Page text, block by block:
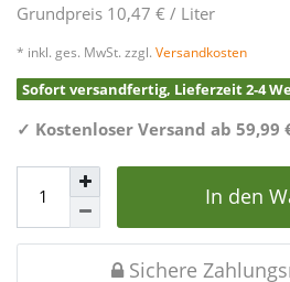
Grundpreis 10,47 € / Liter
* inkl. ges. MwSt. zzgl. Versandkosten
Sofort versandfertig, Lieferzeit 2-4
✓ Kostenloser Versand ab 59,99
In den
Sichere